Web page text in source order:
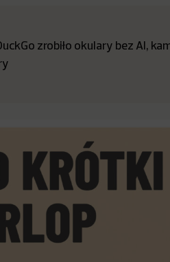
zrobiło okulary bez AI,